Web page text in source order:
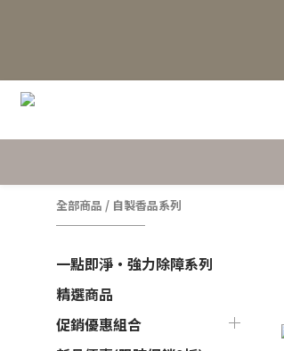
全部商品 / 自製香品系列
一點即淨・強力除障系列
精選商品
促銷優惠組合